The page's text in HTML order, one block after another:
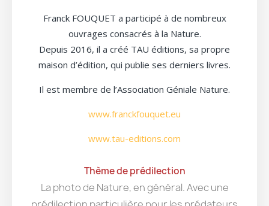
Franck FOUQUET a participé à de nombreux
ouvrages consacrés à la Nature.
Depuis 2016, il a créé TAU éditions, sa propre
maison d’édition, qui publie ses derniers livres.
Il est membre de l’Association Géniale Nature.
www.franckfouquet.eu
www.tau-editions.com
Thème de prédilection
La photo de Nature, en général. Avec une